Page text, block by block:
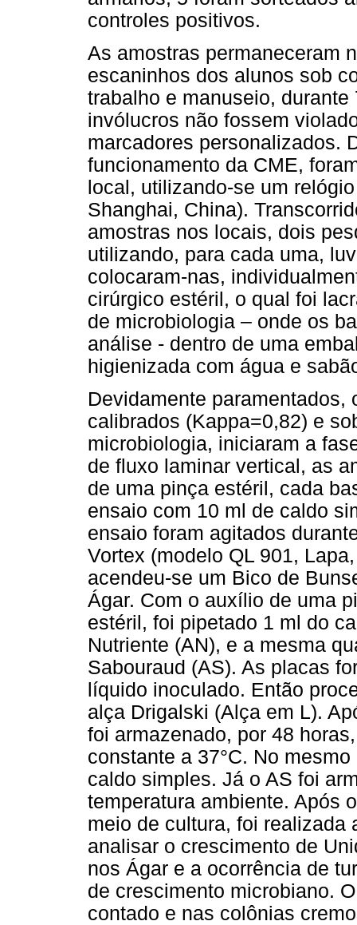
controles positivos.
As amostras permaneceram
escaninhos dos alunos sob
trabalho e manuseio,
invólucros não fossem
marcadores personalizados.
funcionamento da CME,
local, utilizando-se um
Shanghai, China).
amostras nos locais, dois
utilizando, para cada uma,
colocaram-nas,
cirúrgico estéril, o qual foi
de microbiologia – onde os
análise - dentro de uma
higienizada com água e
Devidamente
calibrados (Kappa=0,82) e
microbiologia, iniciaram a
de fluxo laminar vertical, as
de uma pinça estéril, cada
ensaio com 10 ml de caldo
ensaio foram agitados
Vortex (modelo QL 901,
acendeu-se um Bico de
Ágar. Com o auxílio de uma
estéril, foi pipetado 1 ml do
Nutriente (AN), e a mesma
Sabouraud (AS). As placas
líquido inoculado. Então
alça Drigalski (Alça em L).
foi armazenado, por 48
constante a 37°C. No
caldo simples. Já o AS foi
temperatura ambiente. Após
meio de cultura, foi realizada
analisar o crescimento de
nos Ágar e a ocorrência de
de crescimento microbiano.
contado e nas colônias